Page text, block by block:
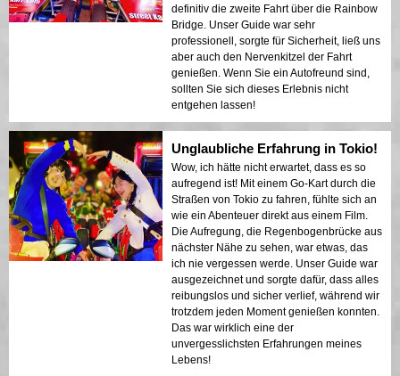
definitiv die zweite Fahrt über die Rainbow
Bridge. Unser Guide war sehr
professionell, sorgte für Sicherheit, ließ uns
aber auch den Nervenkitzel der Fahrt
genießen. Wenn Sie ein Autofreund sind,
sollten Sie sich dieses Erlebnis nicht
entgehen lassen!
Unglaubliche Erfahrung in Tokio!
Wow, ich hätte nicht erwartet, dass es so
aufregend ist! Mit einem Go-Kart durch die
Straßen von Tokio zu fahren, fühlte sich an
wie ein Abenteuer direkt aus einem Film.
Die Aufregung, die Regenbogenbrücke aus
nächster Nähe zu sehen, war etwas, das
ich nie vergessen werde. Unser Guide war
ausgezeichnet und sorgte dafür, dass alles
reibungslos und sicher verlief, während wir
trotzdem jeden Moment genießen konnten.
Das war wirklich eine der
unvergesslichsten Erfahrungen meines
Lebens!